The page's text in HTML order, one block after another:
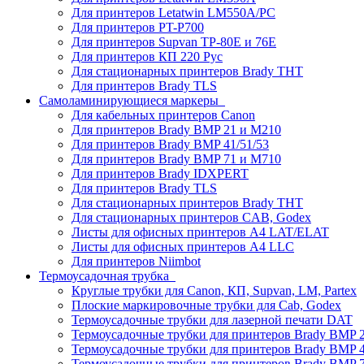
Для принтеров Letatwin LM550A/PC
Для принтеров PT-P700
Для принтеров Supvan TP-80E и 76E
Для принтеров КП 220 Рус
Для стационарных принтеров Brady THT
Для принтеров Brady TLS
Самоламинирующиеся маркеры
Для кабельных принтеров Canon
Для принтеров Brady BMP 21 и M210
Для принтеров Brady BMP 41/51/53
Для принтеров Brady BMP 71 и M710
Для принтеров Brady IDXPERT
Для принтеров Brady TLS
Для стационарных принтеров Brady THT
Для стационарных принтеров CAB, Godex
Листы для офисных принтеров А4 LAT/ELAT
Листы для офисных принтеров А4 LLC
Для принтеров Niimbot
Термоусадочная трубка
Круглые трубки для Canon, КП, Supvan, LM, Partex
Плоские маркировочные трубки для Cab, Godex
Термоусадочные трубки для лазерной печати DAT
Термоусадочные трубки для принтеров Brady BMP
Термоусадочные трубки для принтеров Brady BMP